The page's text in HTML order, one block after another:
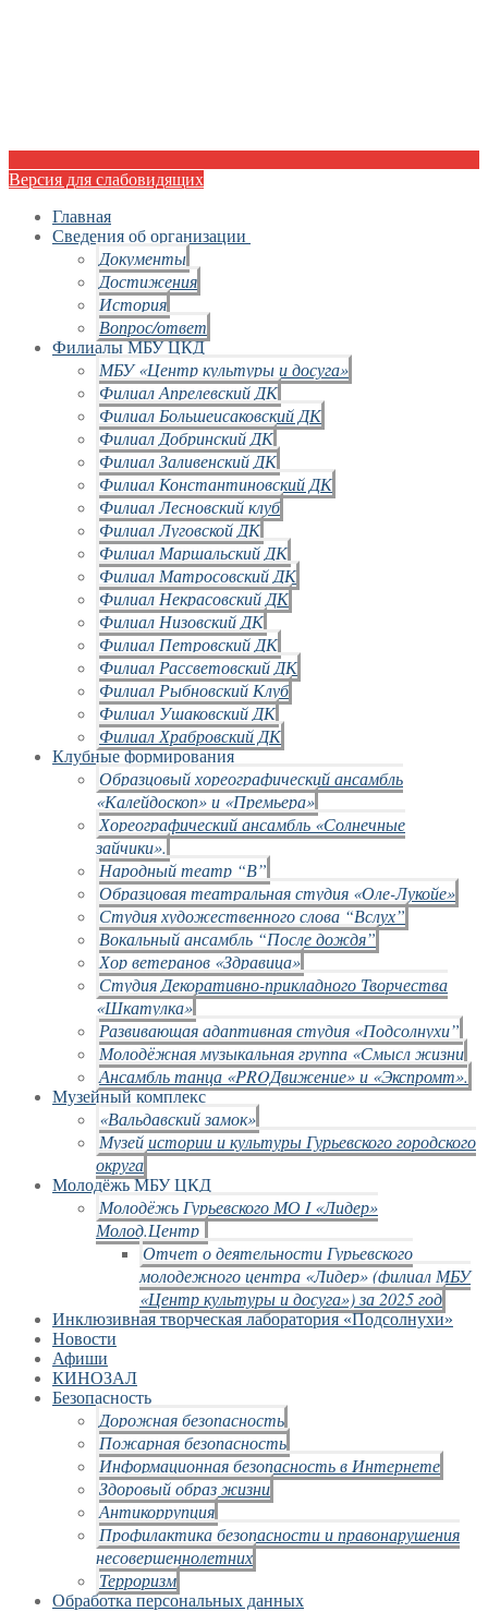
Версия для слабовидящих
Главная
Сведения об организации
Документы
Достижения
История
Вопрос/ответ
Филиалы МБУ ЦКД
МБУ «Центр культуры и досуга»
Филиал Апрелевский ДК
Филиал Большеисаковский ДК
Филиал Добринский ДК
Филиал Заливенский ДК
Филиал Константиновский ДК
Филиал Лесновский клуб
Филиал Луговской ДК
Филиал Маршальский ДК
Филиал Матросовский ДК
Филиал Некрасовский ДК
Филиал Низовский ДК
Филиал Петровский ДК
Филиал Рассветовский ДК
Филиал Рыбновский Клуб
Филиал Ушаковский ДК
Филиал Храбровский ДК
Клубные формирования
Образцовый хореографический ансамбль
«Калейдоскоп» и «Премьера»
Хореографический ансамбль «Солнечные
зайчики».
Народный театр “В”
Образцовая театральная студия «Оле-Лукойе»
Студия художественного слова “Вслух”
Вокальный ансамбль “После дождя”
Хор ветеранов «Здравица»
Студия Декоративно-прикладного Творчества
«Шкатулка»
Развивающая адаптивная студия «Подсолнухи”
Молодёжная музыкальная группа «Смысл жизни
Ансамбль танца «PROДвижение» и «Экспромт».
Музейный комплекс
«Вальдавский замок»
Музей истории и культуры Гурьевского городского
округа
Молодёжь МБУ ЦКД
Молодёжь Гурьевского МО I «Лидер»
Молод.Центр
Отчет о деятельности Гурьевского
молодежного центра «Лидер» (филиал МБУ
«Центр культуры и досуга») за 2025 год
Инклюзивная творческая лаборатория «Подсолнухи»
Новости
Афиши
КИНОЗАЛ
Безопасность
Дорожная безопасность
Пожарная безопасность
Информационная безопасность в Интернете
Здоровый образ жизни
Антикоррупция
Профилактика безопасности и правонарушения
несовершеннолетних
Терроризм
Обработка персональных данных